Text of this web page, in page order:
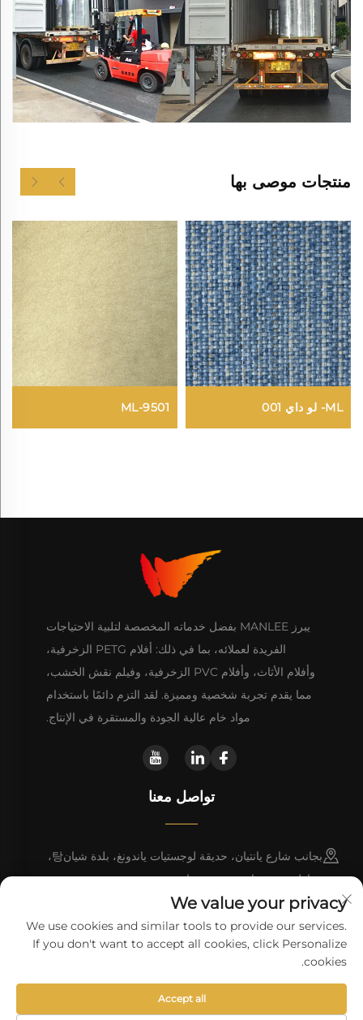
منتجات موصى بها
ML- لو داي 001 ML-9501
يبرز MANLEE بفضل خدماته المخصصة لتلبية الاحتياجات
الفريدة لعملائه، بما في ذلك: أفلام PETG الزخرفية،
وأفلام الأثاث، وأفلام PVC الزخرفية، وفيلم نقش الخشب،
مما يقدم تجربة شخصية ومميزة. لقد التزم دائمًا باستخدام
مواد خام عالية الجودة والمستقرة في الإنتاج.
تواصل معنا
بجانب شارع يانتيان، حديقة لوجستيات ياندونغ، بلدة شيان탕،
مقاطعة دونغيوان، مدينة هييوان
+86 13923680051
[email protected]
حقوق النسخ © شركة هايوان وانلي للتكنولوجيا المحدودة.سياسة الخصوصية
We value your privacy
We use cookies and similar tools to provide our services.
If you don't want to accept all cookies, click Personalize
cookies.
Accept all